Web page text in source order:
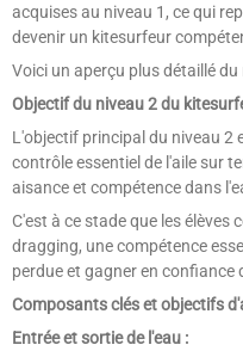
acquises au niveau 1, ce qui
devenir un kitesurfeur
Voici un aperçu plus détaillé
Objectif du niveau 2 du
L'objectif principal du niveau 2
contrôle essentiel de l'aile sur
aisance et compétence dans
C'est à ce stade que les
dragging, une compétence
perdue et gagner en confiance
Composants clés et objectifs
Entrée et sortie de l'eau :